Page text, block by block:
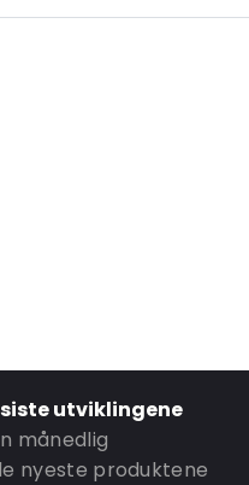
ca. 35 mm
utviklingene
månedlig
nyeste produktene